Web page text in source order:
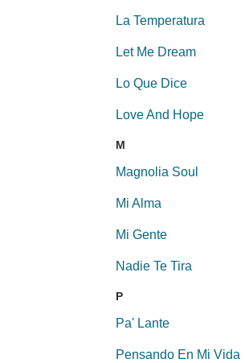
La Temperatura
Let Me Dream
Lo Que Dice
Love And Hope
M
Magnolia Soul
Mi Alma
Mi Gente
Nadie Te Tira
P
Pa' Lante
Pensando En Mi Vida